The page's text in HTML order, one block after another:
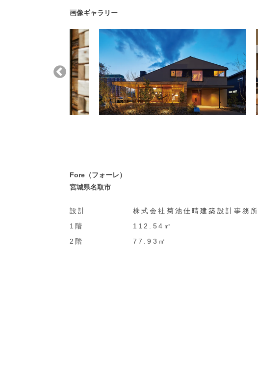
画像ギャラリー
Fore（フォーレ）
宮城県名取市
設計
株式会社菊池佳晴建築設計事務所
1階
112.54㎡
2階
77.93㎡